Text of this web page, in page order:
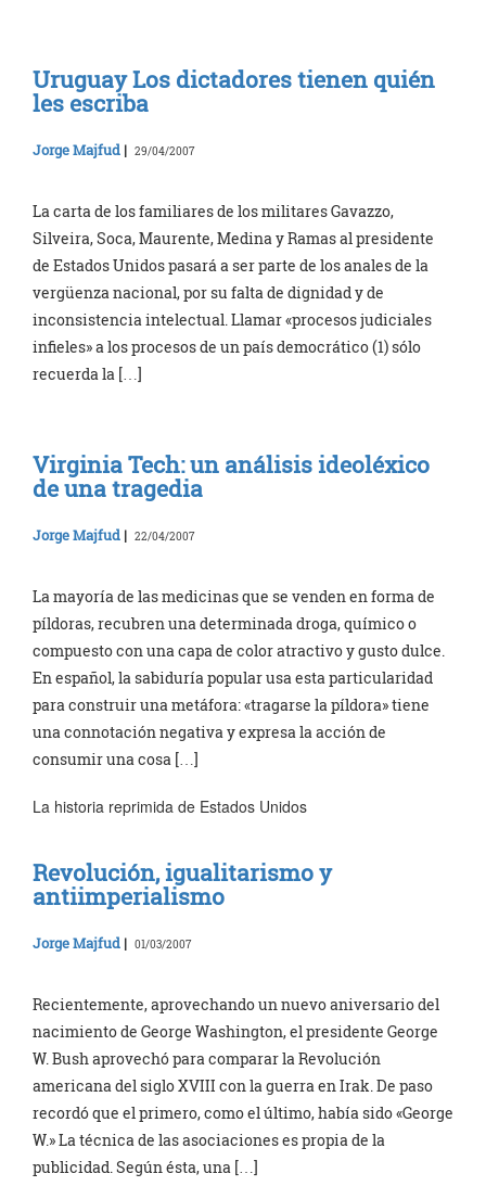
Uruguay Los dictadores tienen quién
les escriba
Jorge Majfud | 29/04/2007
La carta de los familiares de los militares Gavazzo,
Silveira, Soca, Maurente, Medina y Ramas al presidente
de Estados Unidos pasará a ser parte de los anales de la
vergüenza nacional, por su falta de dignidad y de
inconsistencia intelectual. Llamar «procesos judiciales
infieles» a los procesos de un país democrático (1) sólo
recuerda la […]
Virginia Tech: un análisis ideoléxico
de una tragedia
Jorge Majfud | 22/04/2007
La mayoría de las medicinas que se venden en forma de
píldoras, recubren una determinada droga, químico o
compuesto con una capa de color atractivo y gusto dulce.
En español, la sabiduría popular usa esta particularidad
para construir una metáfora: «tragarse la píldora» tiene
una connotación negativa y expresa la acción de
consumir una cosa […]
La historia reprimida de Estados Unidos
Revolución, igualitarismo y
antiimperialismo
Jorge Majfud | 01/03/2007
Recientemente, aprovechando un nuevo aniversario del
nacimiento de George Washington, el presidente George
W. Bush aprovechó para comparar la Revolución
americana del siglo XVIII con la guerra en Irak. De paso
recordó que el primero, como el último, había sido «George
W.» La técnica de las asociaciones es propia de la
publicidad. Según ésta, una […]